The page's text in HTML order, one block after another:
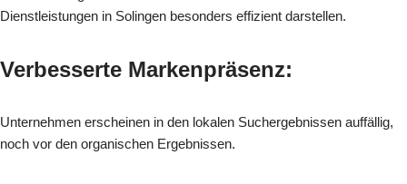
Dienstleistungen in Solingen besonders effizient darstellen.
Verbesserte Markenpräsenz:
Unternehmen erscheinen in den lokalen Suchergebnissen auffällig,
noch vor den organischen Ergebnissen.